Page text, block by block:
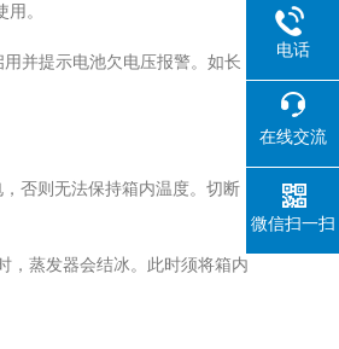
。
并提示电池欠电压报警。如长
否则无法保持箱内温度。切断
蒸发器会结冰。此时须将箱内
电话
在线交流
微信扫一扫